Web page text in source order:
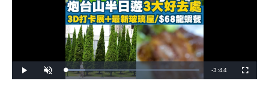
l
n
L
o
R
-3:44
u